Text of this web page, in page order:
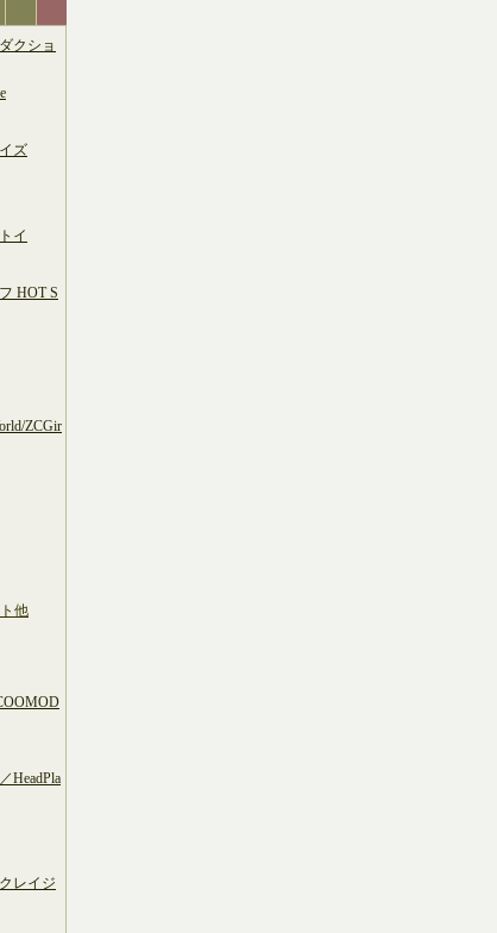
クショ
ズ
イ
HOT S
ZCGir
他
HeadPla
レイジ